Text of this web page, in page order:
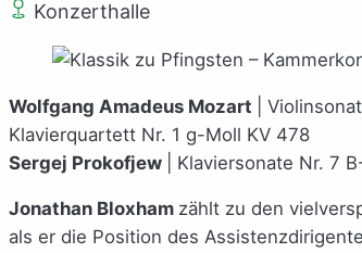
Konzerthalle
Wolfgang Amadeus Mozart
|
Klavierquartett Nr. 1 g-Moll KV 478
Sergej Prokofjew
| Klaviersonate Nr. 7
Jonathan Bloxham zählt zu den
als er die Position des